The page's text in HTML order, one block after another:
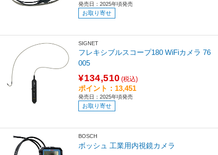
発売日：2025年頃発売
お取り寄せ
SIGNET
フレキシブルスコープ180 WiFiカメラ 76
005
¥134,510 (税込)
ポイント：13,451
発売日：2025年頃発売
お取り寄せ
BOSCH
ボッシュ 工業用内視鏡カメラ